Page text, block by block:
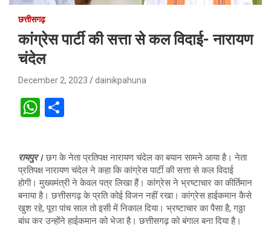
छत्तीसगढ़
कांग्रेस पार्टी की सत्ता से कल विदाई- नारायण
चंदेल
December 2, 2023 dainikpahuna
W
s
A
p
p
ar
e
रायपुर। छग के नेता प्रतिपक्ष नारायण चंदेल का बयान सामने आया है। नेता
प्रतिपक्ष नारायण चंदेल ने कहा कि कांग्रेस पार्टी की सत्ता से कल विदाई
होगी। मुख्यमंत्री ने केवल पत्र लिखा हैं। कांग्रेस ने भ्रष्टाचार का कीर्तिमान
बनाया है। छत्तीसगढ़ के प्रति कोई विजन नहीं रखा। कांग्रेस हाईकमान कैसे
खुश रहे, पूरा पांच साल तो इसी में निकाल दिया। भ्रष्टाचार का पैसा है, गठ्ठा
बांध कर उन्होंने हाईकमान को भेजा है। छत्तीसगढ़ को बंगाल बना दिया है।